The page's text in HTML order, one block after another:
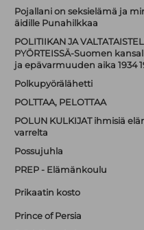
Pojallani on seksielämä ja
äidille Punahilkkaa
POLITIIKAN JA
PYÖRTEISSÄ-Suomen
ja epävarmuuden aika 1934
Polkupyörälähetti
POLTTAA, PELOTTAA
POLUN KULKIJAT ihmisiä
varrelta
Possujuhla
PREP - Elämänkoulu
Prikaatin kosto
Prince of Persia